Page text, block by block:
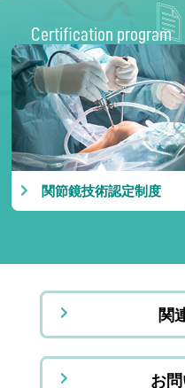
Certification program
関節鏡技術認定制度
関
お